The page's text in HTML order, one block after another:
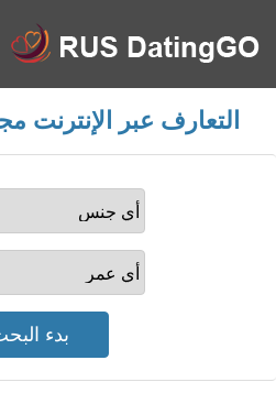
التعارف عبر الإنترنت